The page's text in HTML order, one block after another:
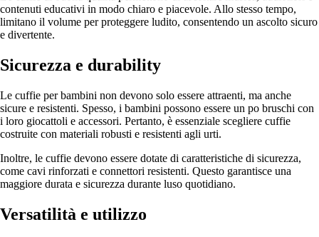
contenuti educativi in modo chiaro e piacevole. Allo stesso tempo,
limitano il volume per proteggere ludito, consentendo un ascolto sicuro
e divertente.
Sicurezza e durability
Le cuffie per bambini non devono solo essere attraenti, ma anche
sicure e resistenti. Spesso, i bambini possono essere un po bruschi con
i loro giocattoli e accessori. Pertanto, è essenziale scegliere cuffie
costruite con materiali robusti e resistenti agli urti.
Inoltre, le cuffie devono essere dotate di caratteristiche di sicurezza,
come cavi rinforzati e connettori resistenti. Questo garantisce una
maggiore durata e sicurezza durante luso quotidiano.
Versatilità e utilizzo